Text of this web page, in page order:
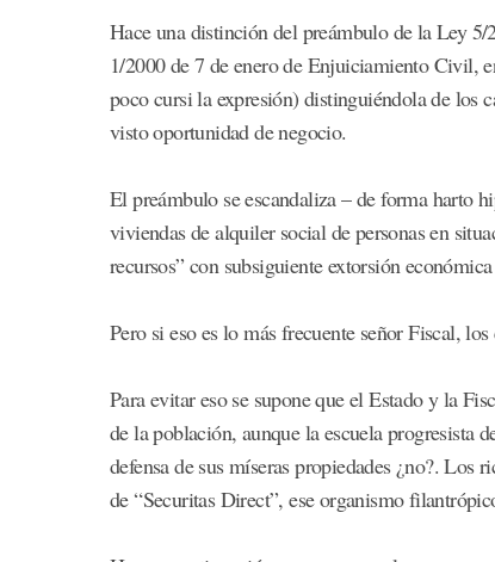
Hace una distinción del preámbulo de la Ley
1/2000 de 7 de enero de Enjuiciamiento Civil,
poco cursi la expresión) distinguiéndola de los
visto oportunidad de negocio.
El preámbulo se escandaliza – de forma harto
viviendas de alquiler social de personas en
recursos” con subsiguiente extorsión
Pero si eso es lo más frecuente señor Fiscal,
Para evitar eso se supone que el Estado y la
de la población, aunque la escuela progresista
defensa de sus míseras propiedades ¿no?. Los
de “Securitas Direct”, ese organismo